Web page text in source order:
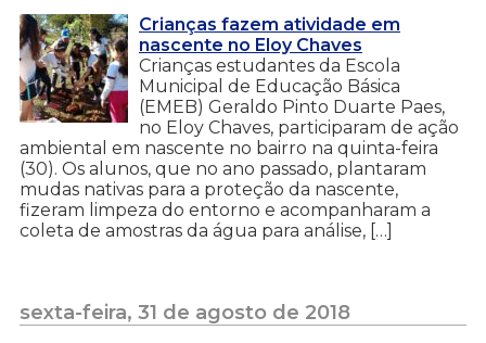
Crianças fazem atividade em
nascente no Eloy Chaves
Crianças estudantes da Escola
Municipal de Educação Básica
(EMEB) Geraldo Pinto Duarte Paes,
no Eloy Chaves, participaram de ação
ambiental em nascente no bairro na quinta-feira
(30). Os alunos, que no ano passado, plantaram
mudas nativas para a proteção da nascente,
fizeram limpeza do entorno e acompanharam a
coleta de amostras da água para análise, […]
sexta-feira, 31 de agosto de 2018